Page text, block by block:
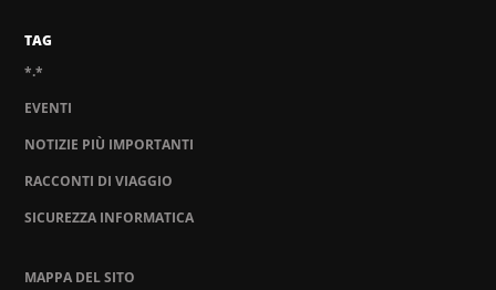
TAG
*.*
EVENTI
NOTIZIE PIÙ IMPORTANTI
RACCONTI DI VIAGGIO
SICUREZZA INFORMATICA
MAPPA DEL SITO